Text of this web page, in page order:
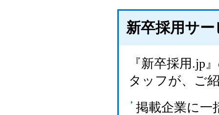
新卒採用サ
『新卒採用.jp
タッフが、ご
掲載企業に一